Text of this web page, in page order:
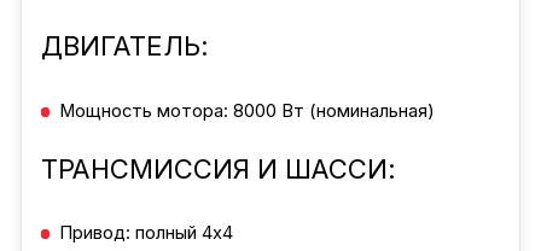
ДВИГАТЕЛЬ:
Мощность мотора: 8000 Вт (номинальная)
ТРАНСМИССИЯ И ШАССИ:
Привод: полный 4x4